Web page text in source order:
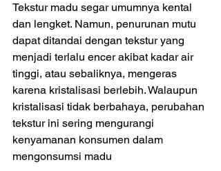
Tekstur madu segar umumnya kental
dan lengket. Namun, penurunan mutu
dapat ditandai dengan tekstur yang
menjadi terlalu encer akibat kadar air
tinggi, atau sebaliknya, mengeras
karena kristalisasi berlebih. Walaupun
kristalisasi tidak berbahaya, perubahan
tekstur ini sering mengurangi
kenyamanan konsumen dalam
mengonsumsi madu